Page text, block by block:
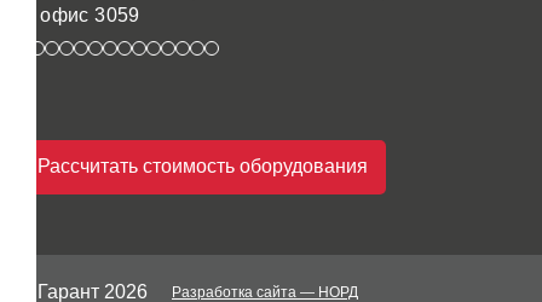
3, офис 3059
Рассчитать стоимость оборудования
© Гарант 2026 Разработка сайта — НОРД